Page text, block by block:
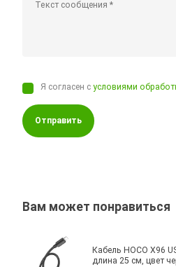
Я согласен сусловиями
Отправить
Вам может понравиться
Кабель HOCO X96
длина 25 cм, цвет